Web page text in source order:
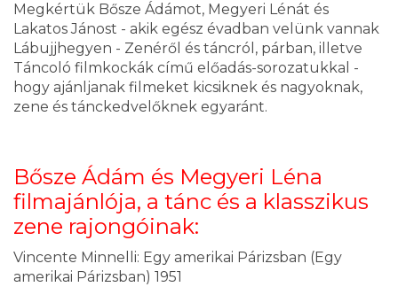
Megkértük Bősze Ádámot, Megyeri Lénát és
Lakatos Jánost - akik egész évadban velünk vannak
Lábujjhegyen - Zenéről és táncról, párban, illetve
Táncoló filmkockák című előadás-sorozatukkal -
hogy ajánljanak filmeket kicsiknek és nagyoknak,
zene és tánckedvelőknek egyaránt.
Bősze Ádám és Megyeri Léna
filmajánlója, a tánc és a klasszikus
zene rajongóinak:
Vincente Minnelli: Egy amerikai Párizsban (Egy
amerikai Párizsban) 1951